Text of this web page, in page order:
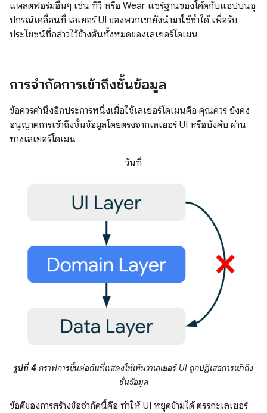
แพลตฟอร์มอื่นๆ เช่น ทีวี หรือ Wear แชร์ฐานของโค้ดกับแอปบนอุ
ปกรณ์เคลื่อนที่ เลเยอร์ UI ของพวกเขายังนำมาใช้ซ้ำได้ เพื่อรับ
ประโยชน์ที่กล่าวไว้ข้างต้นทั้งหมดของเลเยอร์โดเมน
การจำกัดการเข้าถึงชั้นข้อมูล
ข้อควรคำนึงอีกประการหนึ่งเมื่อใช้เลเยอร์โดเมนคือ คุณควร ยังคง
อนุญาตการเข้าถึงชั้นข้อมูลโดยตรงจากเลเยอร์ UI หรือบังคับ ผ่าน
ทางเลเยอร์โดเมน
วันที่
รูปที่ 4 กราฟการขึ้นต่อกันที่แสดงให้เห็นว่าเลเยอร์ UI ถูกปฏิเสธการเข้าถึง
ชั้นข้อมูล
ข้อดีของการสร้างข้อจำกัดนี้คือ ทำให้ UI หยุดข้ามได้ ตรรกะเลเยอร์